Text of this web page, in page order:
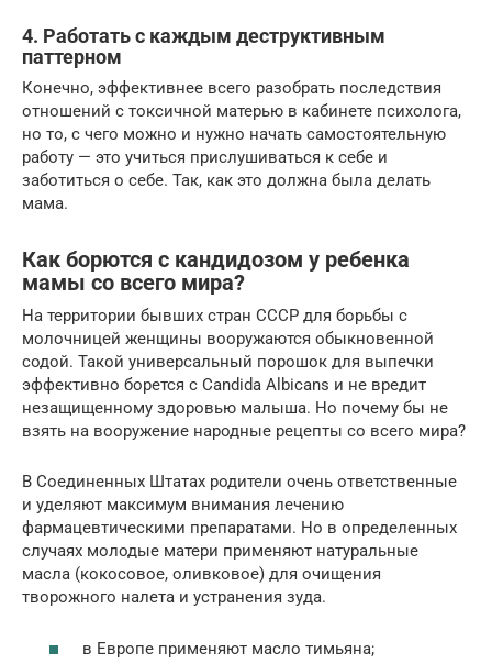
4. Работать с каждым деструктивным
паттерном
Конечно, эффективнее всего разобрать последствия
отношений с токсичной матерью в кабинете психолога,
но то, с чего можно и нужно начать самостоятельную
работу — это учиться прислушиваться к себе и
заботиться о себе. Так, как это должна была делать
мама.
Как борются с кандидозом у ребенка
мамы со всего мира?
На территории бывших стран СССР для борьбы с
молочницей женщины вооружаются обыкновенной
содой. Такой универсальный порошок для выпечки
эффективно борется с Candida Albicans и не вредит
незащищенному здоровью малыша. Но почему бы не
взять на вооружение народные рецепты со всего мира?
В Соединенных Штатах родители очень ответственные
и уделяют максимум внимания лечению
фармацевтическими препаратами. Но в определенных
случаях молодые матери применяют натуральные
масла (кокосовое, оливковое) для очищения
творожного налета и устранения зуда.
в Европе применяют масло тимьяна;